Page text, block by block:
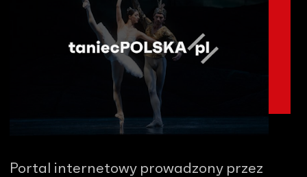
Portal internetowy prowadzony przez